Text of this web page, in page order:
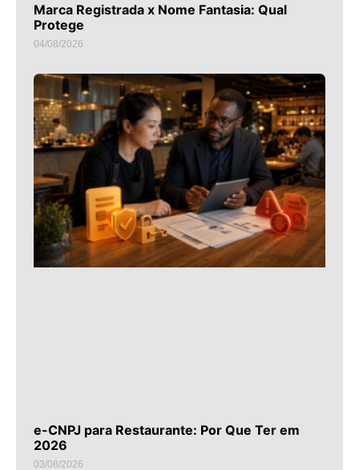
Marca Registrada x Nome Fantasia: Qual
Protege
04/08/2026
e-CNPJ para Restaurante: Por Que Ter em
2026
03/08/2026